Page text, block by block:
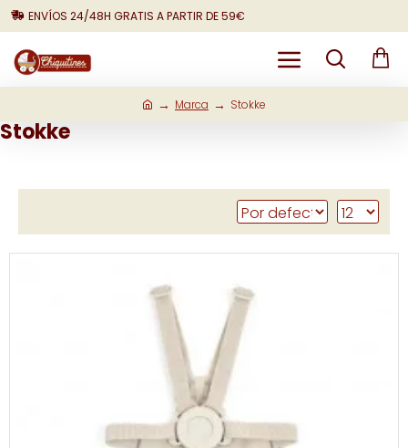
ENVÍOS 24/48H GRATIS A PARTIR DE 59€
Marca Stokke
Stokke